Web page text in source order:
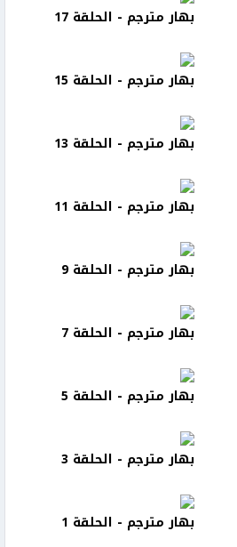
بهار مترجم - الحلقة 17
بهار مترجم - الحلقة 15
بهار مترجم - الحلقة 13
بهار مترجم - الحلقة 11
بهار مترجم - الحلقة 9
بهار مترجم - الحلقة 7
بهار مترجم - الحلقة 5
بهار مترجم - الحلقة 3
بهار مترجم - الحلقة 1